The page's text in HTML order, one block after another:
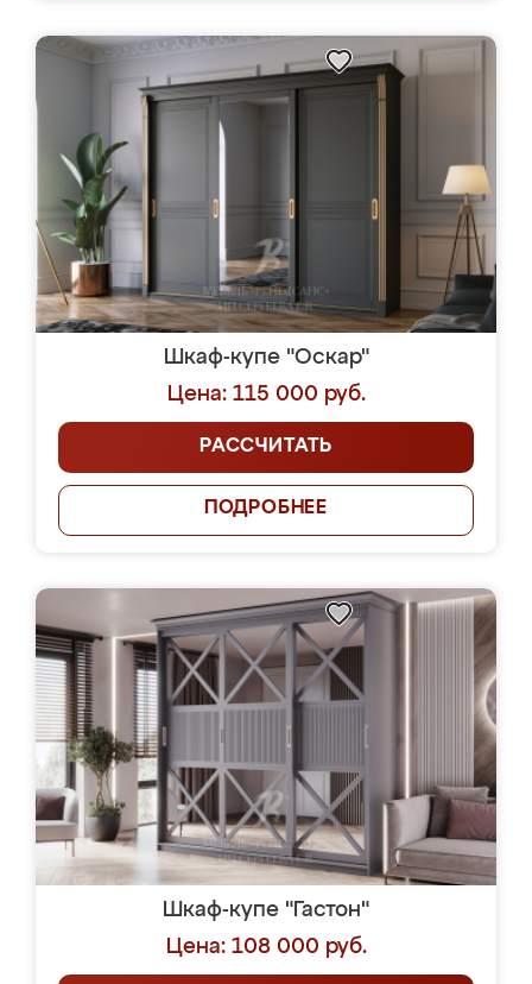
Шкаф-купе "Оскар"
Цена: 115 000 руб.
РАССЧИТАТЬ
ПОДРОБНЕЕ
Шкаф-купе "Гастон"
Цена: 108 000 руб.